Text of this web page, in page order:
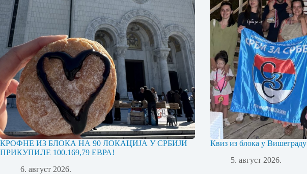
КРОФНЕ ИЗ БЛОКА НА 90 ЛОКАЦИЈА У СРБИЈИ
ПРИКУПИЛЕ 100.169,79 ЕВРА!
6. август 2026.
Квиз из блока у Вишеграду
5. август 2026.